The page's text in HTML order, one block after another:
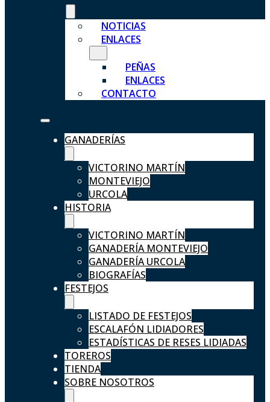
NOTICIAS
ENLACES
PEÑAS
ENLACES
CONTACTO
GANADERÍAS
VICTORINO MARTÍN
MONTEVIEJO
URCOLA
HISTORIA
VICTORINO MARTÍN
GANADERÍA MONTEVIEJO
GANADERÍA URCOLA
BIOGRAFÍAS
FESTEJOS
LISTADO DE FESTEJOS
ESCALAFÓN LIDIADORES
ESTADÍSTICAS DE RESES LIDIADAS
TOREROS
TIENDA
SOBRE NOSOTROS